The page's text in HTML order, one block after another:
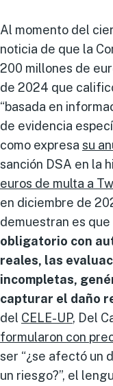
Al momento del
noticia de que la
200 millones de
de 2024 que
“basada en
de evidencia
como expresa su
sanción DSA en la
euros de multa a
en diciembre de
demuestran es que
obligatorio con
reales, las
incompletas,
capturar el daño
del CELE-UP, Del
formularon con
ser “¿se afectó un
un riesgo?”, el